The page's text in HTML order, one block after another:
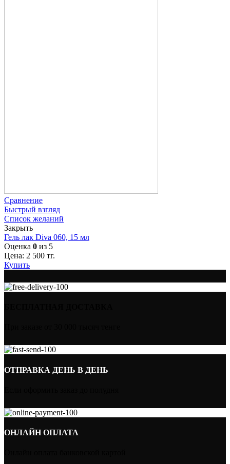
Сравнение
Быстрый взгляд
Список желаний
Закрыть
Гель лак Diva 060, 15 мл
Оценка 0 из 5
Цена: 2 500 тг.
Купить
ОТПРАВКА ДЕНЬ В ДЕНЬ
ОНЛАЙН ОПЛАТА